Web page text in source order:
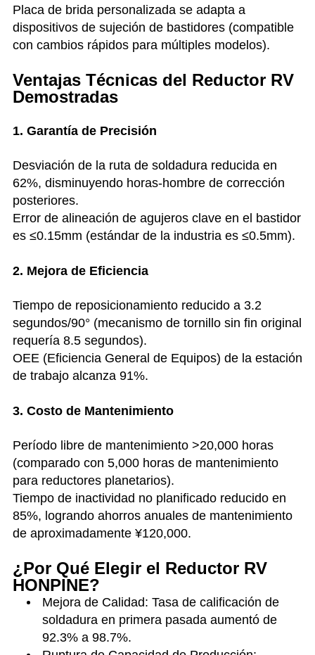
Placa de brida personalizada se adapta a
dispositivos de sujeción de bastidores (compatible
con cambios rápidos para múltiples modelos).
Ventajas Técnicas del Reductor RV
Demostradas
1. Garantía de Precisión
Desviación de la ruta de soldadura reducida en
62%, disminuyendo horas-hombre de corrección
posteriores.
Error de alineación de agujeros clave en el bastidor
es ≤0.15mm (estándar de la industria es ≤0.5mm).
2. Mejora de Eficiencia
Tiempo de reposicionamiento reducido a 3.2
segundos/90° (mecanismo de tornillo sin fin original
requería 8.5 segundos).
OEE (Eficiencia General de Equipos) de la estación
de trabajo alcanza 91%.
3. Costo de Mantenimiento
Período libre de mantenimiento >20,000 horas
(comparado con 5,000 horas de mantenimiento
para reductores planetarios).
Tiempo de inactividad no planificado reducido en
85%, logrando ahorros anuales de mantenimiento
de aproximadamente ¥120,000.
¿Por Qué Elegir el Reductor RV
HONPINE?
Mejora de Calidad: Tasa de calificación de
soldadura en primera pasada aumentó de
92.3% a 98.7%.